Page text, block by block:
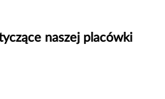
naszej placówki